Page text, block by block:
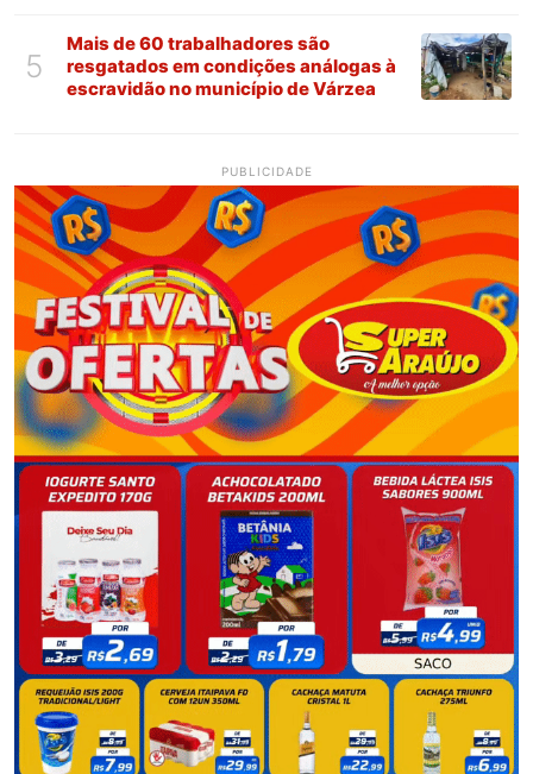
5
Mais de 60 trabalhadores são
resgatados em condições análogas à
escravidão no município de Várzea
PUBLICIDADE